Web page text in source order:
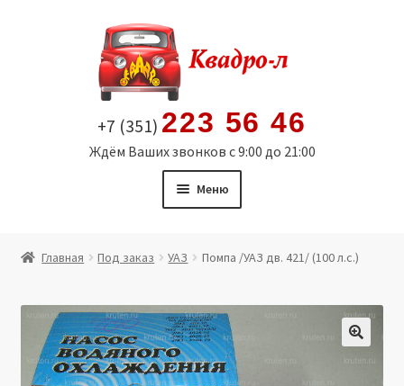
содержимому
+7 (351) 223 56 46
Ждём Ваших звонков с 9:00 до 21:00
Меню
Мой аккаунт
Политика в отношении обработки персональных
Главная Под заказ УАЗ Помпа /УАЗ дв. 421/ (100 л.с.)
🔍